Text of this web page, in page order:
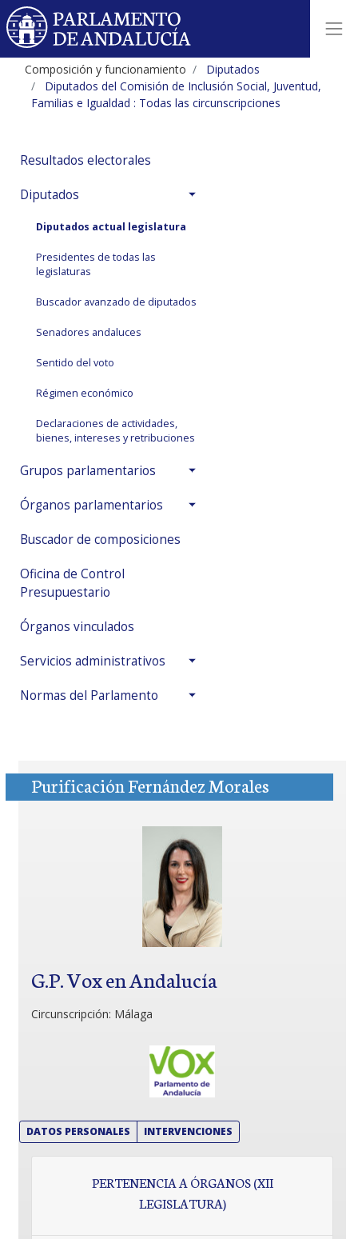
Composición y funcionamiento
Diputados
Diputados del Comisión de Inclusión Social, Juventud,
Familias e Igualdad : Todas las circunscripciones
Resultados electorales
Diputados
Diputados actual legislatura
Presidentes de todas las
legislaturas
Buscador avanzado de diputados
Senadores andaluces
Sentido del voto
Régimen económico
Declaraciones de actividades,
bienes, intereses y retribuciones
Grupos parlamentarios
Órganos parlamentarios
Buscador de composiciones
Oficina de Control
Presupuestario
Órganos vinculados
Servicios administrativos
Normas del Parlamento
Purificación Fernández Morales
G.P. Vox en Andalucía
Circunscripción: Málaga
DATOS PERSONALES INTERVENCIONES
PERTENENCIA A ÓRGANOS (XII
LEGISLATURA)